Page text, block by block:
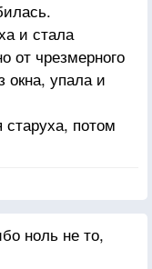
и стала
от чрезмерного
окна, упала и
потом
рынок,
вязаную
ноль не то,